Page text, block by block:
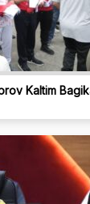
Kaltim